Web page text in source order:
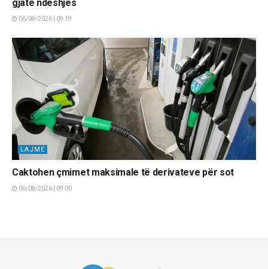
gjatë ndeshjes
06/08/2026 | 09:19
LAJME
Caktohen çmimet maksimale të derivateve për sot
06/08/2026 | 09:00